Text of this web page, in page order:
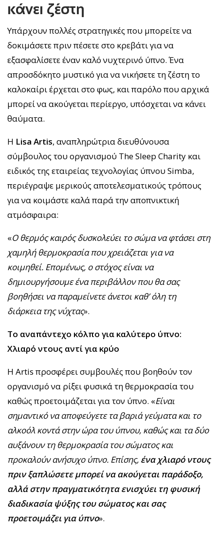
κάνει ζέστη
Υπάρχουν πολλές στρατηγικές που μπορείτε να
δοκιμάσετε πριν πέσετε στο κρεβάτι για να
εξασφαλίσετε έναν καλό νυχτερινό ύπνο. Ένα
απροσδόκητο μυστικό για να νικήσετε τη ζέστη το
καλοκαίρι έρχεται στο φως, και παρόλο που αρχικά
μπορεί να ακούγεται περίεργο, υπόσχεται να κάνει
θαύματα.
Η Lisa Artis, αναπληρώτρια διευθύνουσα
σύμβουλος του οργανισμού The Sleep Charity και
ειδικός της εταιρείας τεχνολογίας ύπνου Simba,
περιέγραψε μερικούς αποτελεσματικούς τρόπους
για να κοιμάστε καλά παρά την αποπνικτική
ατμόσφαιρα:
«Ο θερμός καιρός δυσκολεύει το σώμα να φτάσει στη
χαμηλή θερμοκρασία που χρειάζεται για να
κοιμηθεί. Επομένως, ο στόχος είναι να
δημιουργήσουμε ένα περιβάλλον που θα σας
βοηθήσει να παραμείνετε άνετοι καθ’ όλη τη
διάρκεια της νύχτας».
Το αναπάντεχο κόλπο για καλύτερο ύπνο:
Χλιαρό ντους αντί για κρύο
Η Artis προσφέρει συμβουλές που βοηθούν τον
οργανισμό να ρίξει φυσικά τη θερμοκρασία του
καθώς προετοιμάζεται για τον ύπνο. «Είναι
σημαντικό να αποφεύγετε τα βαριά γεύματα και το
αλκοόλ κοντά στην ώρα του ύπνου, καθώς και τα δύο
αυξάνουν τη θερμοκρασία του σώματος και
προκαλούν ανήσυχο ύπνο. Επίσης, ένα χλιαρό ντους
πριν ξαπλώσετε μπορεί να ακούγεται παράδοξο,
αλλά στην πραγματικότητα ενισχύει τη φυσική
διαδικασία ψύξης του σώματος και σας
προετοιμάζει για ύπνο».